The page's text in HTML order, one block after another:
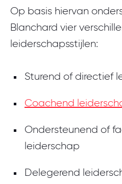
Op basis hiervan
Blanchard vier
leiderschapsstijlen:
Sturend of directief
Coachend
Ondersteunend of
leiderschap
Delegerend